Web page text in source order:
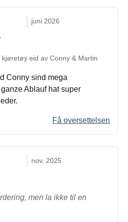
juni 2026
eid av Conny & Martin
Conny sind mega
Ablauf hat super
Få oversettelsen
nov. 2025
men la ikke til en